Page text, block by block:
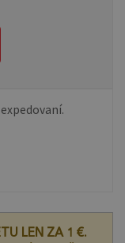
LEN ZA 1 €.